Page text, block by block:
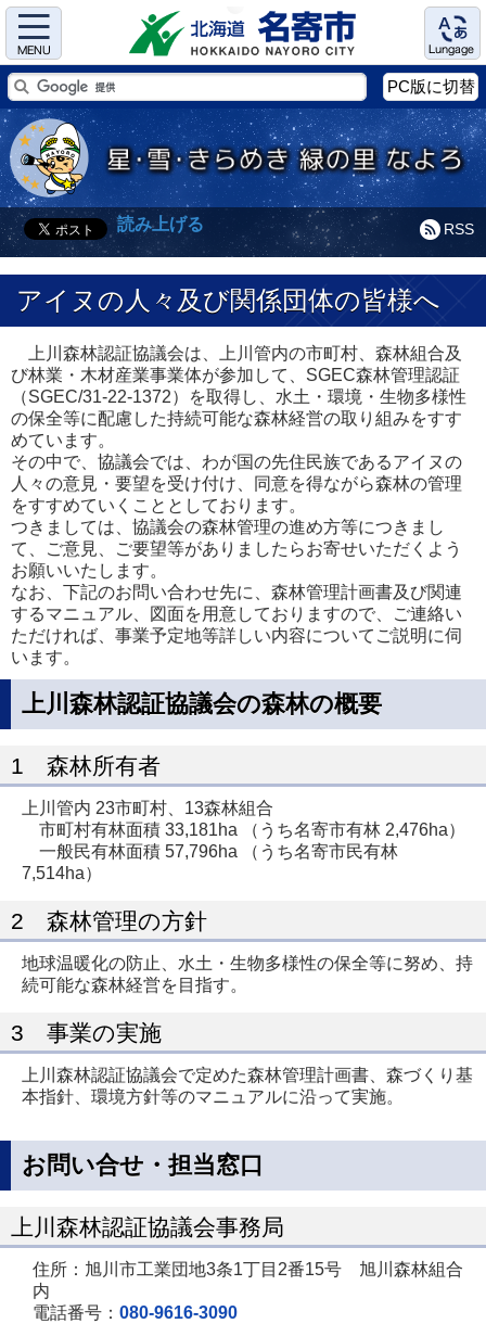
Menu Language
PC版に切替
RSS
読み上げる
アイヌの人々及び関係団体の皆様へ
上川森林認証協議会は、上川管内の市町村、森林組合及
び林業・木材産業事業体が参加して、SGEC森林管理認証
（SGEC/31-22-1372）を取得し、水土・環境・生物多様性
の保全等に配慮した持続可能な森林経営の取り組みをすす
めています。
その中で、協議会では、わが国の先住民族であるアイヌの
人々の意見・要望を受け付け、同意を得ながら森林の管理
をすすめていくこととしております。
つきましては、協議会の森林管理の進め方等につきまし
て、ご意見、ご要望等がありましたらお寄せいただくよう
お願いいたします。
なお、下記のお問い合わせ先に、森林管理計画書及び関連
するマニュアル、図面を用意しておりますので、ご連絡い
ただければ、事業予定地等詳しい内容についてご説明に伺
います。
上川森林認証協議会の森林の概要
1 森林所有者
上川管内 23市町村、13森林組合
市町村有林面積 33,181ha （うち名寄市有林 2,476ha）
一般民有林面積 57,796ha （うち名寄市民有林
7,514ha）
2 森林管理の方針
地球温暖化の防止、水土・生物多様性の保全等に努め、持
続可能な森林経営を目指す。
3 事業の実施
上川森林認証協議会で定めた森林管理計画書、森づくり基
本指針、環境方針等のマニュアルに沿って実施。
お問い合せ・担当窓口
上川森林認証協議会事務局
住所：旭川市工業団地3条1丁目2番15号 旭川森林組合
内
電話番号： 080-9616-3090